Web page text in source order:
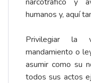
humanos y, aquí
Privilegiar la
mandamiento o
asumir como su
todos sus actos